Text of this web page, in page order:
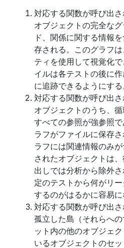
対応する関数が呼び出
オブジェクトの完全な
ド、関係に関する情報
存される。このグラフは
ティを使用して視覚化
イルは各テストの後に
に追跡できるようにする
対応する関数が呼び出
オブジェクトのうち、
すべての参照が強参照
ラフがファイルに保存
ラフには関連情報のみ
されたオブジェクトは
出しでは分析から除外
定のテストから何がリ
するのがはるかに容易に
対応する関数が呼び出
孤立した島（それらへ
ット内の他のオブジェ
いるオブジェクトのセ